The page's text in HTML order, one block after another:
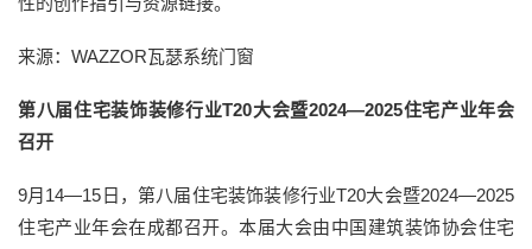
来源：WAZZOR瓦瑟系统门窗
第八届住宅装饰装修行业T20大会暨2024—2025住宅产业年会
召开
9月14—15日，第八届住宅装饰装修行业T20大会暨2024—2025
住宅产业年会在成都召开。本届大会由中国建筑装饰协会住宅